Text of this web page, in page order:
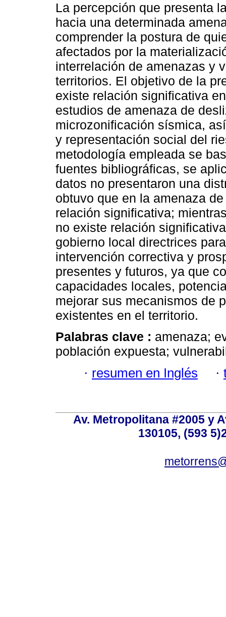
La percepción que presenta
hacia una determinada
comprender la postura de
afectados por la
interrelación de amenazas y
territorios. El objetivo de la
existe relación significativa
estudios de amenaza de
microzonificación sísmica,
y representación social del
metodología empleada se
fuentes bibliográficas, se
datos no presentaron una
obtuvo que en la amenaza
relación significativa;
no existe relación
gobierno local directrices
intervención correctiva y
presentes y futuros, ya que
capacidades locales,
mejorar sus mecanismos de
existentes en el territorio.
Palabras clave : amenaza;
población expuesta;
· resumen en Inglés ·
Av. Metropolitana #2005 y
130105, (593